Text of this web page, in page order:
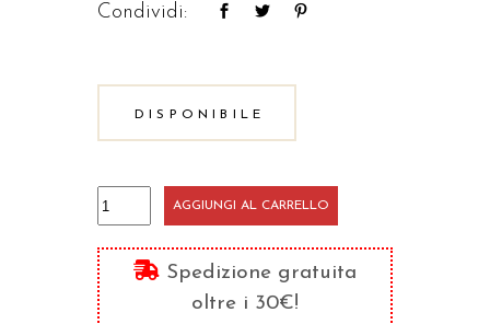
Condividi:
DISPONIBILE
Fine,
professione
e
perfezione
AGGIUNGI AL CARRELLO
Spedizione gratuita
oltre i 30€!